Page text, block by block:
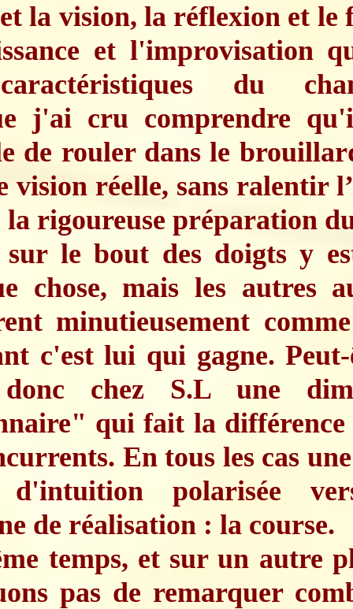
la vision, la réflexion et le
et l'improvisation
du
j'ai cru comprendre
de rouler dans le
vision réelle, sans ralentir
la rigoureuse préparation
sur le bout des doigts y
chose, mais les autres
minutieusement
c'est lui qui gagne.
chez S.L une
qui fait la différence
En tous les cas
d'intuition polarisée
de réalisation : la course.
temps, et sur un autre
pas de remarquer